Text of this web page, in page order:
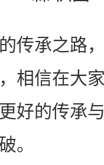
承之路，
相信在大
好的传承
。